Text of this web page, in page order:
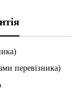
перевізника)